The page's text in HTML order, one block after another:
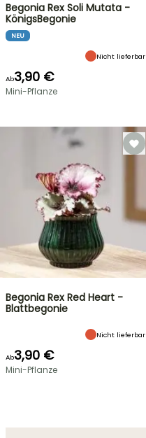
Begonia Rex Soli Mutata -
KönigsBegonie
NEU
Nicht lieferbar
Ab3,90 €
Mini-Pflanze
Begonia Rex Red Heart -
Blattbegonie
Nicht lieferbar
Ab3,90 €
Mini-Pflanze